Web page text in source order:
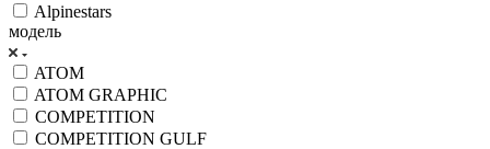
Alpinestars
модель
ATOM
ATOM GRAPHIC
COMPETITION
COMPETITION GULF